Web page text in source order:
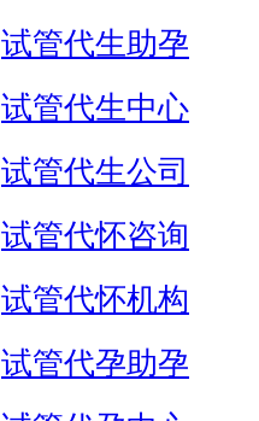
试管代生助孕
试管代生中心
试管代生公司
试管代怀咨询
试管代怀机构
试管代孕助孕